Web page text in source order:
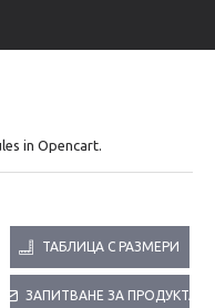
ТАБЛИЦА С РАЗМЕРИ
ЗАПИТВАНЕ ЗА ПРОДУКТА
in Opencart.